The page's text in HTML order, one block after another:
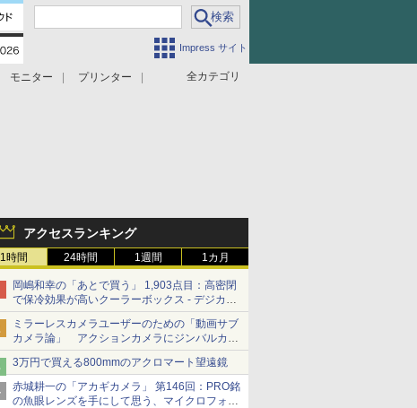
Impress サイト
全カテゴリ
モニター
プリンター
アクセスランキング
1時間 24時間 1週間 1カ月
岡嶋和幸の「あとで買う」 1,903点目：高密閉
で保冷効果が高いクーラーボックス - デジカメ
Watch
ミラーレスカメラユーザーのための「動画サブ
カメラ論」 アクションカメラにジンバルカメ
ラ……その実質的な違いは？
3万円で買える800mmのアクロマート望遠鏡
赤城耕一の「アカギカメラ」 第146回：PRO銘
の魚眼レンズを手にして思う、マイクロフォー